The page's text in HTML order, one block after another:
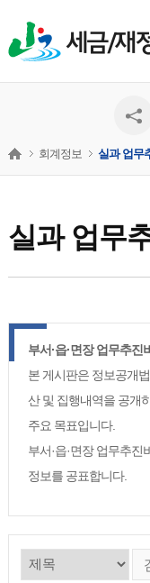
세금/재
실과 업무
회계정보 실과 업무
부서·읍·면장 업무추진비
본 게시판은 정보공개
산 및 집행내역을 공개
주요 목표입니다.
부서·읍·면장 업무추
정보를 공표합니다.